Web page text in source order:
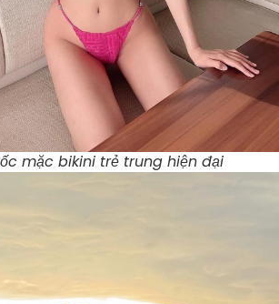
mặc bikini trẻ trung hiện đại